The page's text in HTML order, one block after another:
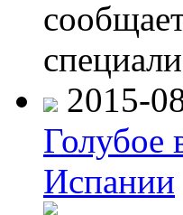
2015-
Голубое
Испании